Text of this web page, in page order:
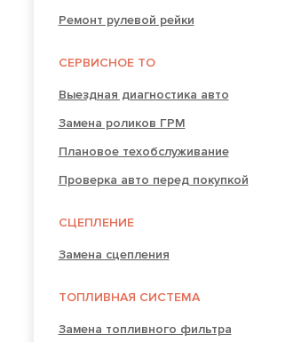
Ремонт рулевой рейки
СЕРВИСНОЕ ТО
Выездная диагностика авто
Замена роликов ГРМ
Плановое техобслуживание
Проверка авто перед покупкой
СЦЕПЛЕНИЕ
Замена сцепления
ТОПЛИВНАЯ СИСТЕМА
Замена топливного фильтра